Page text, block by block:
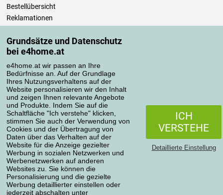
Grundsätze und Datenschutz
bei e4home.at
e4home.at wir passen an Ihre
Bedürfnisse an. Auf der Grundlage
Ihres Nutzungsverhaltens auf der
Website personalisieren wir den Inhalt
und zeigen Ihnen relevante Angebote
und Produkte. Indem Sie auf die
Schaltfläche "Ich verstehe" klicken,
stimmen Sie auch der Verwendung von
Cookies und der Übertragung von
Daten über das Verhalten auf der
Website für die Anzeige gezielter
Werbung in sozialen Netzwerken und
Werbenetzwerken auf anderen
Websites zu. Sie können die
Personalisierung und die gezielte
Werbung detaillierter einstellen oder
jederzeit abschalten unter
ICH
VERSTEHE
Detaillierte Einstellung
Bestellübersicht
Reklamationen
Einfach mehr wissen
Richtlinien zur Verarbeitung von Bewertungen
Transportarten
Zahlungsmethoden
Datenschutzerklärung